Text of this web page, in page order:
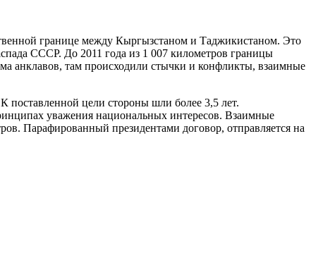
границе между Кыргызстаном и Таджикистаном. Это
СССР. До 2011 года из 1 007 километров границы
анклавов, там происходили стычки и конфликты, взаимные
поставленной цели стороны шли более 3,5 лет.
уважения национальных интересов. Взаимные
Парафированный президентами договор, отправляется на